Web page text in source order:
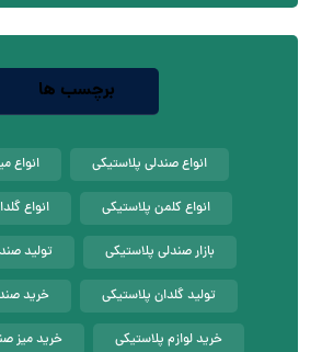
برچسب ها
انواع صندلی پلاستیکی انواع
انواع کلمن پلاستیکی انواع
بازار صندلی پلاستیکی تولید
تولید گلدان پلاستیکی خرید
خرید لوازم پلاستیکی خرید میز